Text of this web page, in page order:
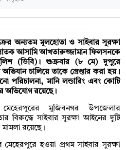
অন্যতম মূলহোতা ও সাইবার সুরক্ষা
আসামি আখতারুজ্জামান ফিলসনকে
(ডিবি)। শুক্রবার (৮ মে) দুপুরে
চালিয়ে তাকে গ্রেপ্তার করা হয়।
পরিচালনা, মানি লন্ডারিং এবং কোটি
অভিযোগ রয়েছে।
মুজিবনগর উপজেলার
বিরুদ্ধে সাইবার সুরক্ষা আইনের দুটি
রয়েছে।
হওয়া প্রথম সাইবার সুরক্ষা